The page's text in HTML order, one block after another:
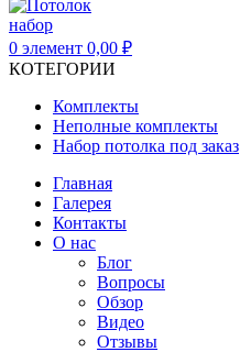
0 элемент 0,00 ₽
КОТЕГОРИИ
Комплекты
Неполные комплекты
Набор потолка под заказ
Главная
Галерея
Контакты
О нас
Блог
Вопросы
Обзор
Видео
Отзывы